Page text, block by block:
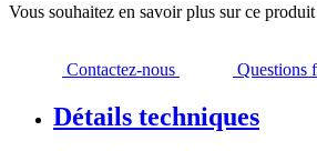
Vous souhaitez en savoir plus sur ce produit
Contactez-nous Questions
Détails techniques